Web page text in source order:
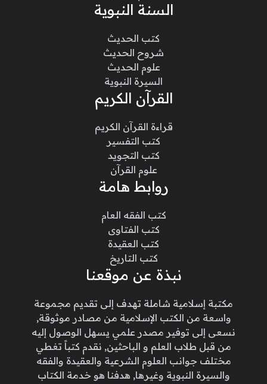
السنة النبوية
كتب الحديث
شروح الحديث
علوم الحديث
السيرة النبوية
القرآن الكريم
قراءة القرآن الكريم
كتب التفسير
كتب التجويد
علوم القرآن
روابط هامة
كتب الفقه العام
كتب الفتاوى
كتب العقيدة
كتب التاريخ
نبذة عن موقعنا
مكتبة إسلامية شاملة تهدف إلى تقديم مجموعة
واسعة من الكتب الإسلامية من مصادر موثوقة,
نسعى إلى توفير مصدر علمي يسهل الوصول إليه
من قبل طلاب العلم و الباحثين, نقدم كتباً تغطي
مختلف جوانب العلوم الشرعية والعقيدة والفقه
والسيرة النبوية وغيرها, هدفنا هو خدمة الكتاب